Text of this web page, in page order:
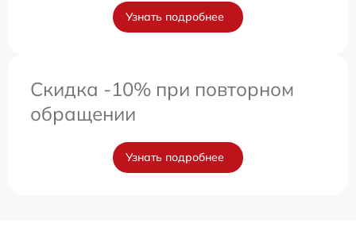
Узнать подробнее
Скидка -10% при повторном
обращении
Узнать подробнее